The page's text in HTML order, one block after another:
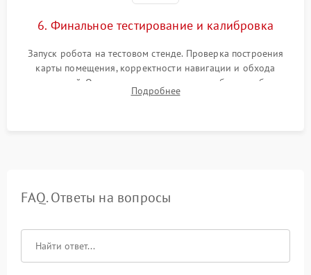
6. Финальное тестирование и калибровка
Запуск робота на тестовом стенде. Проверка построения
карты помещения, корректности навигации и обхода
препятствий. Оценка силы всасывания и работы турбины.
Тестирование автоматического возврата на док-станцию и
Подробнее
FAQ. Ответы на вопросы